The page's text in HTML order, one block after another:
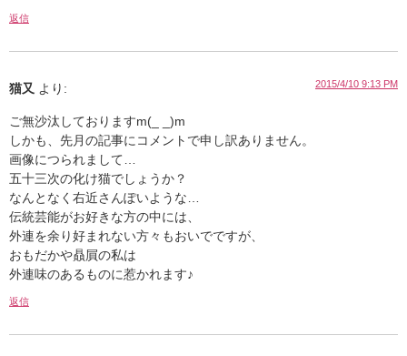
返信
猫又 より: 2015/4/10 9:13 PM
ご無沙汰しておりますm(_ _)m
しかも、先月の記事にコメントで申し訳ありません。
画像につられまして…
五十三次の化け猫でしょうか？
なんとなく右近さんぽいような…
伝統芸能がお好きな方の中には、
外連を余り好まれない方々もおいでですが、
おもだかや贔屓の私は
外連味のあるものに惹かれます♪
返信